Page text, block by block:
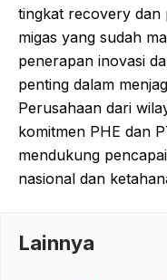
tingkat recovery dan
migas yang sudah
penerapan inovasi
penting dalam
Perusahaan dari
komitmen PHE dan
mendukung
nasional dan
Lainnya